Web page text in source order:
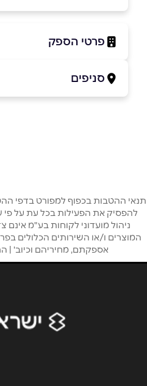
פרטי הספק
באתר
טלפון*
אימייל*
סניפים
תנאי ההטבות בכפוף למפורט בדפי
להפסיק את הפעילות בכל עת על
ניהול מועדוני לקוחות בע"מ
המוצרים ו/או השירותים הכלולים
אספקתם, מחיריהם וכיוב' |